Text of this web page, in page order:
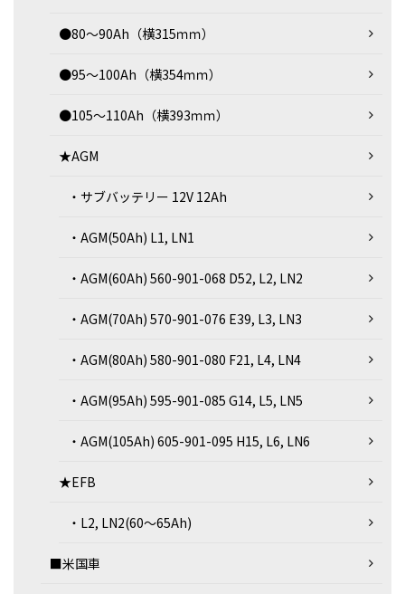
●80～90Ah（横315ｍｍ）
●95～100Ah（横354ｍｍ）
●105～110Ah（横393ｍｍ）
★AGM
・サブバッテリー 12V 12Ah
・AGM(50Ah) L1, LN1
・AGM(60Ah) 560-901-068 D52, L2, LN2
・AGM(70Ah) 570-901-076 E39, L3, LN3
・AGM(80Ah) 580-901-080 F21, L4, LN4
・AGM(95Ah) 595-901-085 G14, L5, LN5
・AGM(105Ah) 605-901-095 H15, L6, LN6
★EFB
・L2, LN2(60～65Ah)
■米国車